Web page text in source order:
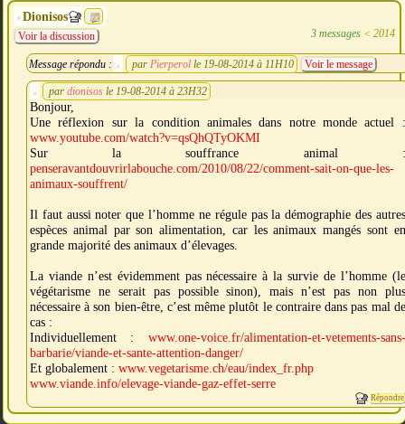
Dionisos
3 messages< 2014
Voir la discussion
Message répondu : par Pierperol le 19-08-2014 à 11H10 Voir le message
par dionisos le 19-08-2014 à 23H32
Bonjour,
Une réflexion sur la condition animales dans notre monde actuel :
www.youtube.com/watch?v=qsQhQTyOKMI
Sur la souffrance animal :
penseravantdouvrirlabouche.com/2010/08/22/comment-sait-on-que-les-
animaux-souffrent/
Il faut aussi noter que l’homme ne régule pas la démographie des autres
espèces animal par son alimentation, car les animaux mangés sont en
grande majorité des animaux d’élevages.
La viande n’est évidemment pas nécessaire à la survie de l’homme (le
végétarisme ne serait pas possible sinon), mais n’est pas non plus
nécessaire à son bien-être, c’est même plutôt le contraire dans pas mal de
cas :
Individuellement : www.one-voice.fr/alimentation-et-vetements-sans-
barbarie/viande-et-sante-attention-danger/
Et globalement : www.vegetarisme.ch/eau/index_fr.php
www.viande.info/elevage-viande-gaz-effet-serre
Répondre